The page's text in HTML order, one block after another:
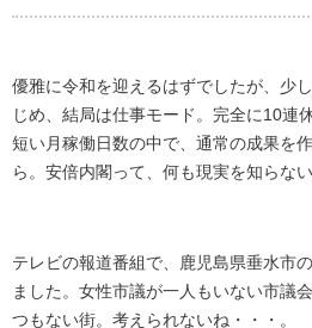
優雅に令和を迎えるはずでしたが、少
じめ、結局は仕事モード。完全に10連
短い月稼働日数の中で、通常の成果を
ら。安倍内閣って、何も現実を知らな
テレビの報道番組で、鹿児島県垂水市
ました。女性市議が一人もいない市議
つもない街。考えられないね・・・。